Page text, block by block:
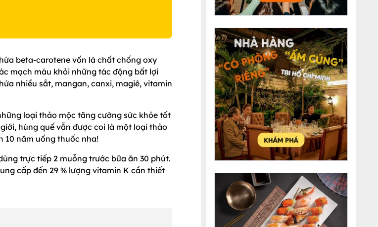
beta-carotene vốn là chất chống oxy
mạch máu khỏi những tác động bất lợi
nhiều sắt, mangan, canxi, magiê, vitamin
loại thảo mộc tăng cường sức khỏe tốt
húng quế vẫn được coi là một loại thảo
10 năm uống thuốc nha!
trực tiếp 2 muỗng trước bữa ăn 30 phút.
cấp đến 29 % lượng vitamin K cần thiết